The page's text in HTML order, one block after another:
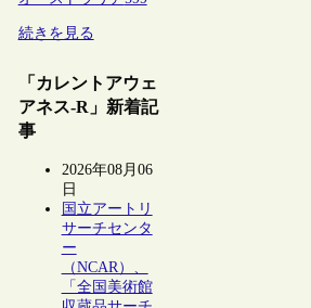
続きを見る
「カレントアウェ
アネス-R」新着記
事
2026年08月06
日
国立アートリ
サーチセンタ
ー
（NCAR）、
「全国美術館